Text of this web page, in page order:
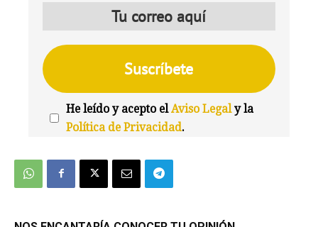
He leído y acepto elAviso Legaly la
Política de Privacidad.